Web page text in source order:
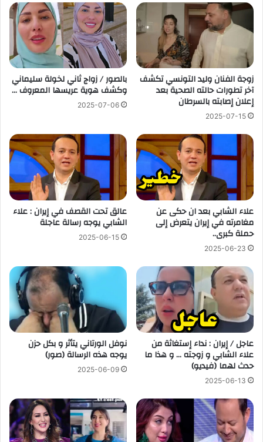
زوجة الفنان وليد التونسي تكشف
آخر تطورات حالته الصحية بعد
إعلان إصابته بالسرطان
2025-07-15
بالصور / زواج ثاني لخولة سليماني
وكشف هوية عريسها المعروف …
2025-07-06
علاء الشابي بعد ان حكى عن
مغامرته في إيران يتعرض إلى
حملة كبرى..
2025-06-23
عالق تحت القصف في إيران : علاء
الشابي يوجه رسالة عاجلة
2025-06-15
عاجل / إيران : نداء إستغاثة من
علاء الشابي و زوجته … و هذا ما
حدث لهما (فيديو)
2025-06-13
نوفل الورتاني يتأثر و بكل حزن
يوجه هذه الرسالة (صور)
2025-06-09